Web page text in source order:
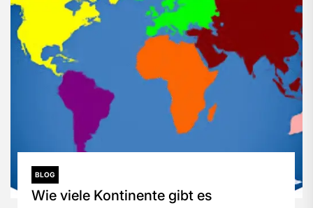
BLOG
Wie viele Kontinente gibt es